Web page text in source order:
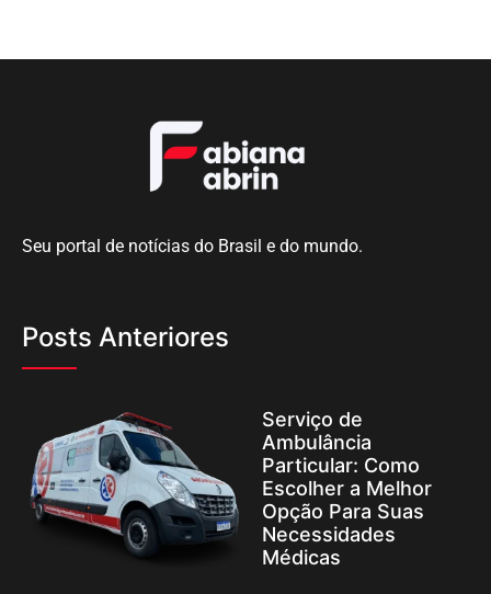
Seu portal de notícias do Brasil e do mundo.
Posts Anteriores
Serviço de
Ambulância
Particular: Como
Escolher a Melhor
Opção Para Suas
Necessidades
Médicas